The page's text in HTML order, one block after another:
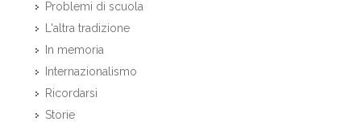
Problemi di scuola
L'altra tradizione
In memoria
Internazionalismo
Ricordarsi
Storie